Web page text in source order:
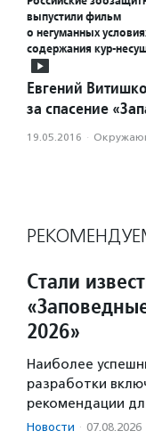
выпустили фильм
о негуманных
содержания кур-
Евгений
за спасение
19.05.2016 ·
Стали
2026»
Наиболее
разработки
рекомендации
Новости · 07.08.2026